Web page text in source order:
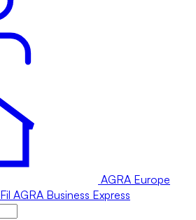
AGRA Europe
Fil AGRA Business Express